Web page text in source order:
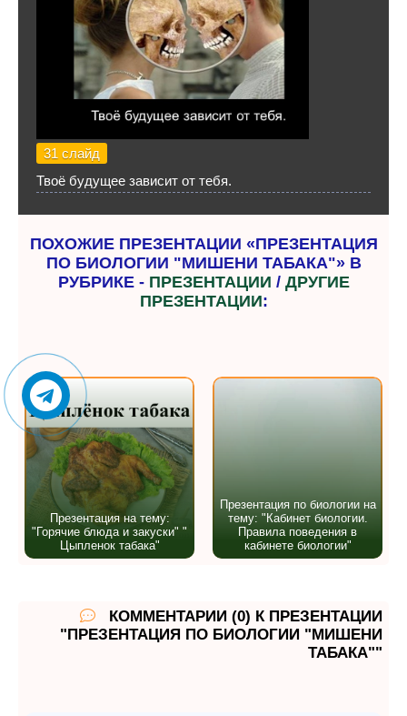
31 слайд
Твоё будущее зависит от тебя.
ПОХОЖИЕ ПРЕЗЕНТАЦИИ «ПРЕЗЕНТАЦИЯ
ПО БИОЛОГИИ "МИШЕНИ ТАБАКА"» В
РУБРИКЕ - ПРЕЗЕНТАЦИИ / ДРУГИЕ
ПРЕЗЕНТАЦИИ:
Презентация на тему:
"Горячие блюда и закуски" "
Цыпленок табака"
Презентация по биологии на
тему: "Кабинет биологии.
Правила поведения в
кабинете биологии"
КОММЕНТАРИИ (0) К ПРЕЗЕНТАЦИИ
"ПРЕЗЕНТАЦИЯ ПО БИОЛОГИИ "МИШЕНИ
ТАБАКА""